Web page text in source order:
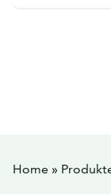
Home »